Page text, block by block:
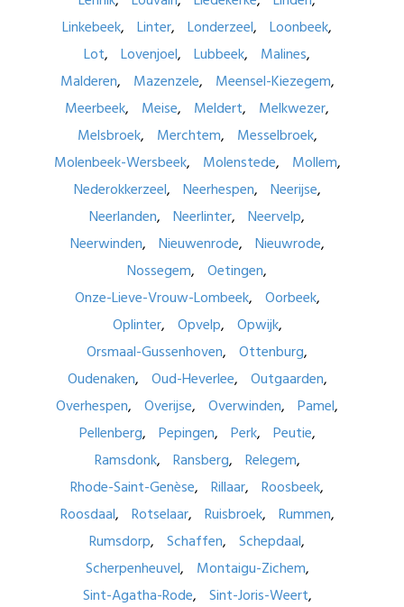
Linkebeek
Linter Londerzeel
Loonbeek
Lot
Lovenjoel Lubbeek
Malines
Malderen
Mazenzele
Meensel-Kiezegem
Meerbeek
Meise Meldert
Melkwezer
Melsbroek
Merchtem
Messelbroek
Molenbeek-Wersbeek
Molenstede
Mollem
Nederokkerzeel
Neerhespen
Neerijse
Neerlanden
Neerlinter
Neervelp
Neerwinden
Nieuwenrode
Nieuwrode
Nossegem
Oetingen
Onze-Lieve-Vrouw-Lombeek
Oorbeek
Oplinter
Opvelp
Opwijk
Orsmaal-Gussenhoven
Ottenburg
Oudenaken
Oud-Heverlee
Outgaarden
Overhespen
Overijse Overwinden
Pamel
Pellenberg
Pepingen Perk
Peutie
Ramsdonk
Ransberg
Relegem
Rhode-Saint-Genèse
Rillaar
Roosbeek
Roosdaal
Rotselaar Ruisbroek
Rummen
Rumsdorp
Schaffen
Schepdaal
Scherpenheuvel
Montaigu-Zichem
Sint-Agatha-Rode
Sint-Joris-Weert